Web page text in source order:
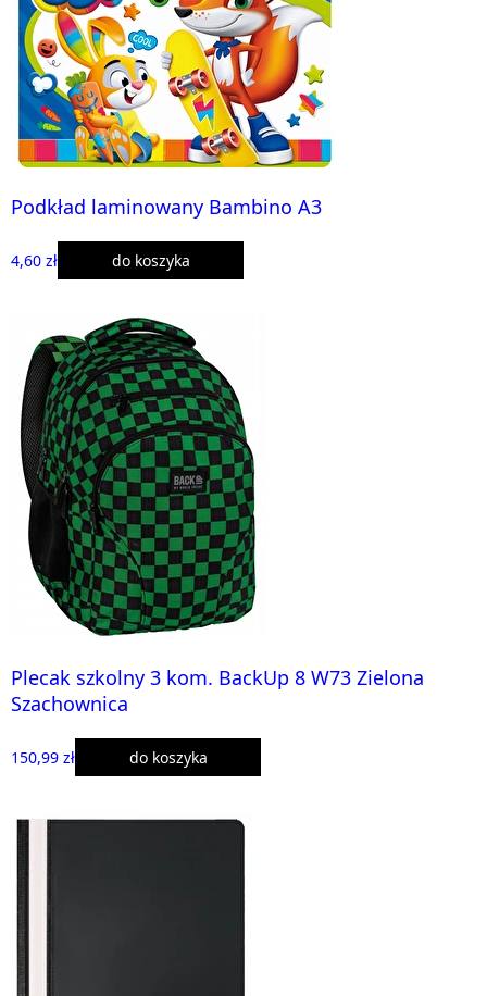
Podkład laminowany Bambino A3
4,60 zł do koszyka
Plecak szkolny 3 kom. BackUp 8 W73 Zielona
Szachownica
150,99 zł do koszyka